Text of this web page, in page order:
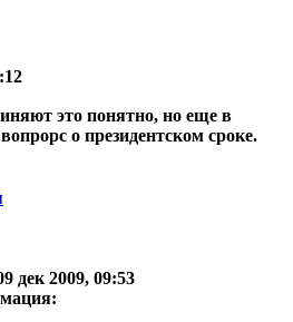
это понятно, но еще в
о президентском сроке.
дек 2009, 09:53